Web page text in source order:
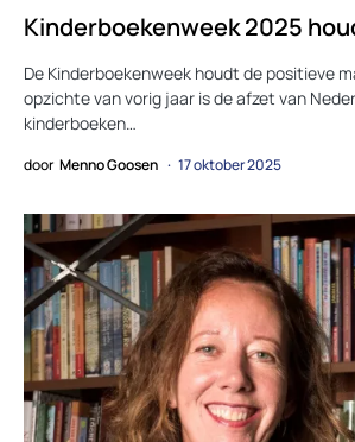
Kinderboekenweek 2025
De Kinderboekenweek houdt de positieve
opzichte van vorig jaar is de afzet van
kinderboeken…
door Menno Goosen 17 oktober 2025